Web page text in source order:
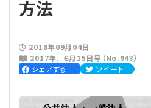
理事会
評議員会・社員総会
理事・監事
会計・税務
定期提出書類
会計処理
労務
労務
労務管理
法務
法務
経営
方法
2018年09月04日
2017年
６月15日号（No.943）
シェアする
ツイート